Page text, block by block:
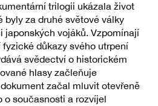
trilogii ukázala život
byly za druhé světové války
japonských vojáků. Vzpomínají
důkazy svého utrpení
svědectví o historickém
hlasy začleňuje
začal mluvit otevřeně
o současnosti a rozvíjel